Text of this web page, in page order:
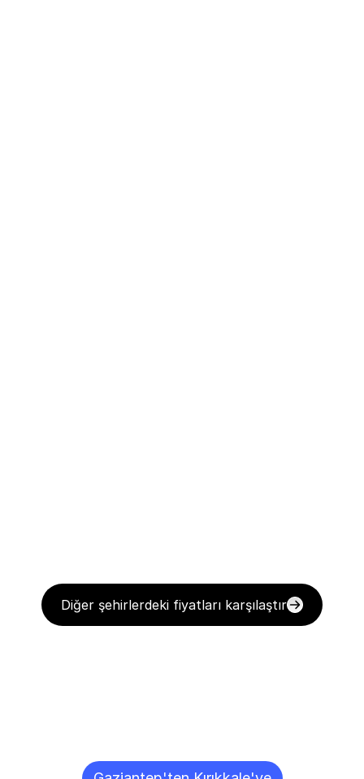
Diğer şehirlerdeki fiyatları karşılaştır